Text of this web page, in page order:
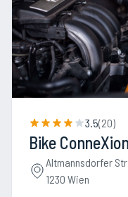
3.5(20)
Bike ConneXion
Altmannsdorfer
1230 Wien